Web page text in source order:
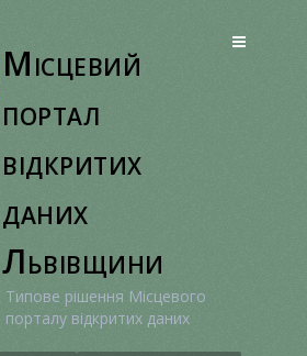
Місцевий
портал
відкритих
даних
Львівщини
Типове рішення Місцевого
порталу відкритих даних